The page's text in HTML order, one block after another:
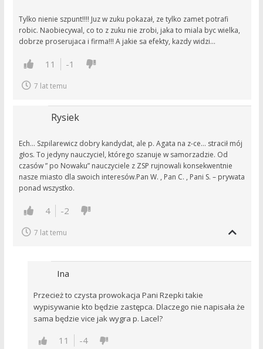
Tylko nienie szpunt!!!! Juz w zuku pokazał, ze tylko zamet potrafi
robic. Naobiecywal, co to z zuku nie zrobi, jaka to miala byc wielka,
dobrze proserujaca i firma!!! A jakie sa efekty, kazdy widzi…
11 -1
7 lat temu
Rysiek
Ech… Szpilarewicz dobry kandydat, ale p. Agata na z-ce… stracił mój
głos. To jedyny nauczyciel, którego szanuje w samorzadzie. Od
czasów ” po Nowaku” nauczyciele z ZSP rujnowali konsekwentnie
nasze miasto dla swoich interesów.Pan W. , Pan C. , Pani S. – prywata
ponad wszystko.
4 -2
7 lat temu
Ina
Przecież to czysta prowokacja Pani Rzepki takie
wypisywanie kto będzie zastępca. Dlaczego nie napisała że
sama będzie vice jak wygra p. Lacel?
11 -4